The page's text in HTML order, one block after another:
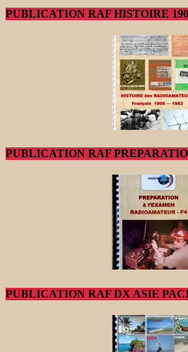
PUBLICATION RAF HISTOIRE
PUBLICATION RAF
PUBLICATION RAF DX ASIE